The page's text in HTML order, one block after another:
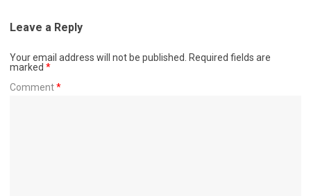
Leave a Reply
Your email address will not be published.
Required fields are
marked *
Comment*